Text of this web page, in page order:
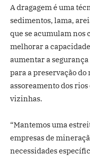
A dragagem é uma
sedimentos, lama,
que se acumulam nos
melhorar a
aumentar a
para a preservação
assoreamento dos
vizinhas.
“Mantemos uma
empresas de
necessidades